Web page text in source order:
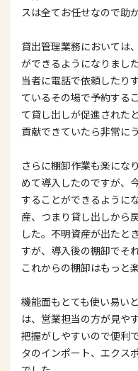
スは全てお任せなので助
貸出管理業務においては
ができるようになりまし
当者に電話で依頼したり
ているその場で予約する
て貸し出しが促進された
貢献できていたら非常に
さらに棚卸作業も楽にな
めて導入したのですが、
することができるように
産、つまり貸し出しから
した。不明資産が出たと
すが、導入後の棚卸でそ
これからの棚卸はもっと
機能面もとても使い易い
は、営業担当の方が見や
把握がしやすいので便利
タのインポート、エクス